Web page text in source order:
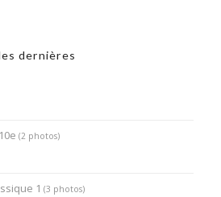
dernières
(2 photos)
1 (3 photos)